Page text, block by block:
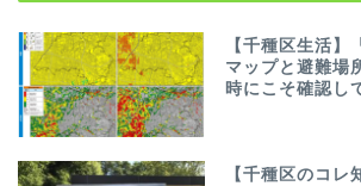
【千種区生活】
マップと避難場
時にこそ確認し
【千種区のコレ